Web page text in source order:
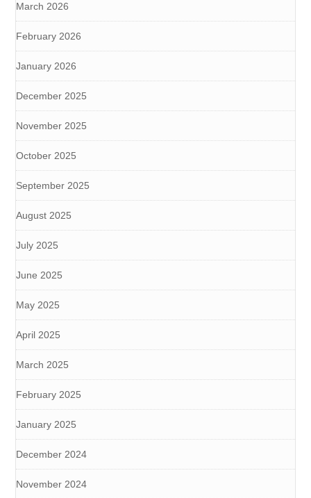
March 2026
February 2026
January 2026
December 2025
November 2025
October 2025
September 2025
August 2025
July 2025
June 2025
May 2025
April 2025
March 2025
February 2025
January 2025
December 2024
November 2024